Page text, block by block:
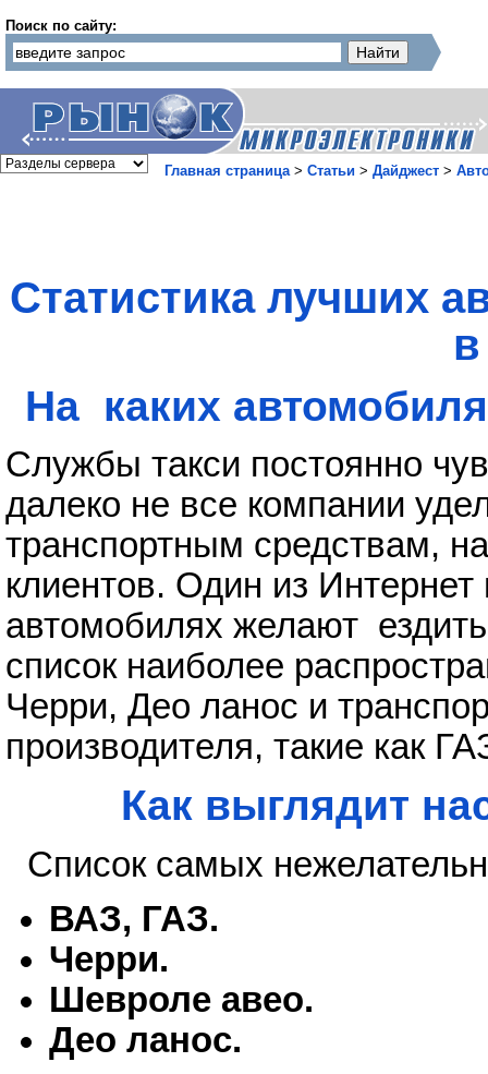
Поиск по сайту:
Главная страница> Статьи > Дайджест >
Статистика лучших
На каких
Службы такси постоянно
далеко не все компании
транспортным средствам,
клиентов. Один из
автомобилях желают
список наиболее
Черри, Део ланос и
производителя, такие как
Как выглядит
Список самых
ВАЗ, ГАЗ.
Черри.
Шевроле авео.
Део ланос.